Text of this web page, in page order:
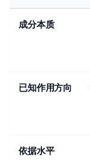
成分本质
已知作用方向
依据水平